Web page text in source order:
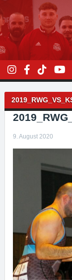
Inhalt
überspringen
9. August 2020